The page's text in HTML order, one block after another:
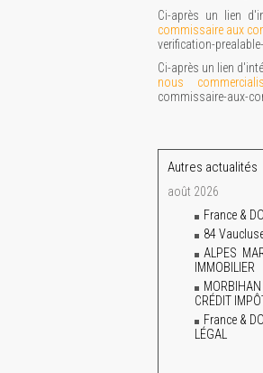
Ci-après un lien
commissaire aux
verification-
Ci-après un lien
nous
commissaire-aux-
Autres actualités
août 2026
France &
84
ALPES
IMMOBILIER
CRÉDIT
France &
LÉGAL